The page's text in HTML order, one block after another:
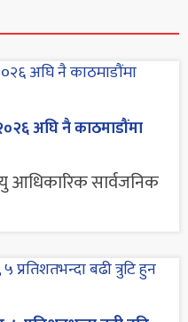
अघि नै काठमाडौंमा
आधिकारिक सार्वजनिक